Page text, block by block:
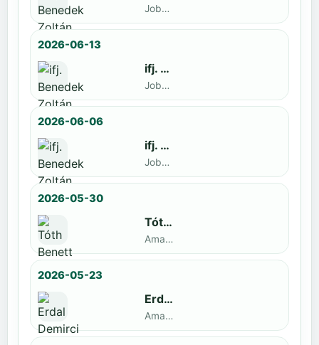
Jobbak · döntős: Szatmári István
2026-06-13
ifj. Benedek Zoltán
Jobbak · döntős: Kende Mátyás
2026-06-06
ifj. Benedek Zoltán
Jobbak · döntős: Marko Novkov
2026-05-30
Tóth Benett
Amatőr · döntős: ifj. Benedek Zoltán
2026-05-23
Erdal Demirci
Amatőr · döntős: Enyedi Gergely